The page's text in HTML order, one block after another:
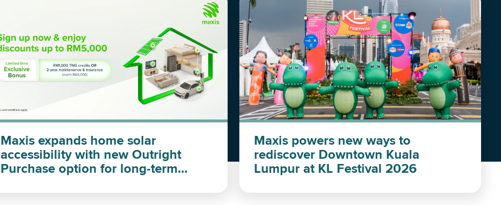
Maxis expands home solar
accessibility with new Outright
Purchase option for long-term
Maxis powers new ways to
rediscover Downtown Kuala
Lumpur at KL Festival 2026